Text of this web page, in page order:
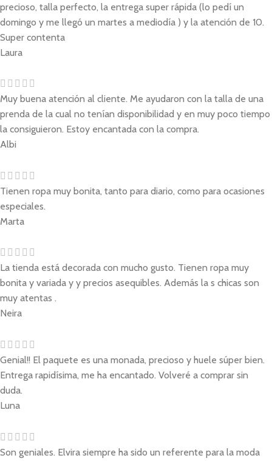
precioso, talla perfecto, la entrega super rápida (lo pedí un
domingo y me llegó un martes a mediodía ) y la atención de 10.
Super contenta
Laura
Muy buena atención al cliente. Me ayudaron con la talla de una
prenda de la cual no tenían disponibilidad y en muy poco tiempo
la consiguieron. Estoy encantada con la compra.
Albi
Tienen ropa muy bonita, tanto para diario, como para ocasiones
especiales.
Marta
La tienda está decorada con mucho gusto. Tienen ropa muy
bonita y variada y y precios asequibles. Además la s chicas son
muy atentas .
Neira
Genial!! El paquete es una monada, precioso y huele súper bien.
Entrega rapidísima, me ha encantado. Volveré a comprar sin
duda.
Luna
Son geniales. Elvira siempre ha sido un referente para la moda